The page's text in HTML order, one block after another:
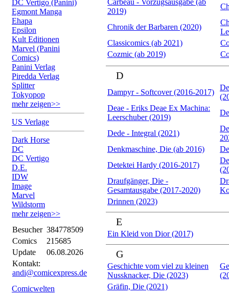
DC Vertigo (Panini)
Egmont Manga
Ehapa
Epsilon
Kult Editionen
Marvel (Panini
Comics)
Panini Verlag
Piredda Verlag
Splitter
Tokyopop
mehr zeigen>>
US Verlage
Dark Horse
DC
DC Vertigo
D.E.
IDW
Image
Marvel
Wildstorm
mehr zeigen>>
Besucher 384778509
Comics
215685
Update
06.08.2026
Kontakt:
andi@comicexpress.de
Comicwelten
Carbeau - Vorzugsausgabe (ab
2019)
Chronik der Barbaren (2020)
Classicomics (ab 2021)
Cozmic (ab 2019)
D
Dampyr - Softcover (2016-2017)
Deae - Eriks Deae Ex Machina:
Leerschuber (2019)
Dede - Integral (2021)
Denkmaschine, Die (ab 2016)
Detektei Hardy (2016-2017)
Draufgänger, Die -
Gesamtausgabe (2017-2020)
Drinnen (2023)
E
Ein Kleid von Dior (2017)
G
Geschichte vom viel zu kleinen
Nussknacker, Die (2023)
Gräfin, Die (2021)